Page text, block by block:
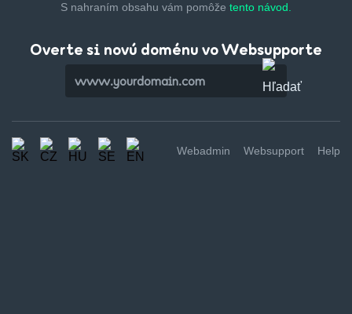
S nahraním obsahu vám pomôže tento návod.
Overte si novú doménu vo Websupporte
Webadmin Websupport Help